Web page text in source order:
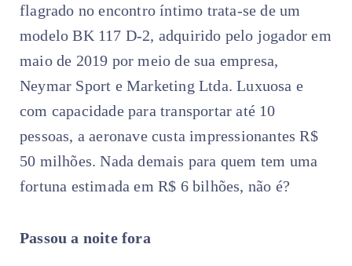
flagrado no encontro íntimo trata-se de um
modelo BK 117 D-2, adquirido pelo jogador em
maio de 2019 por meio de sua empresa,
Neymar Sport e Marketing Ltda. Luxuosa e
com capacidade para transportar até 10
pessoas, a aeronave custa impressionantes R$
50 milhões. Nada demais para quem tem uma
fortuna estimada em R$ 6 bilhões, não é?
Passou a noite fora